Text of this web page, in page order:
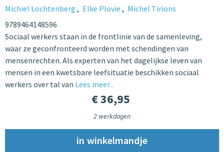
Michiel Lochtenberg
Elke Plovie
Michel Tirions
9789464148596
Sociaal werkers staan in de frontlinie van de samenleving,
waar ze geconfronteerd worden met schendingen van
mensenrechten. Als experten van het dagelijkse leven van
mensen in een kwetsbare leefsituatie beschikken sociaal
werkers over tal van Lees meer...
€ 36,95
2 werkdagen